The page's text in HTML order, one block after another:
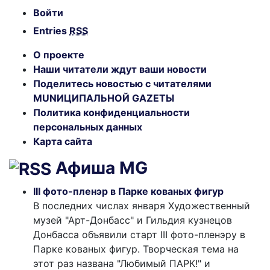
Войти
Entries RSS
О проекте
Наши читатели ждут ваши новости
Поделитесь новостью с читателями
MUNИЦИПАЛЬНОЙ GAZЕТЫ
Политика конфиденциальности
персональных данных
Карта сайта
Афиша MG
III фото-пленэр в Парке кованых фигур
В последних числах января Художественный
музей "Арт-Донбасс" и Гильдия кузнецов
Донбасса объявили старт III фото-пленэру в
Парке кованых фигур. Творческая тема на
этот раз названа "Любимый ПАРК!" и